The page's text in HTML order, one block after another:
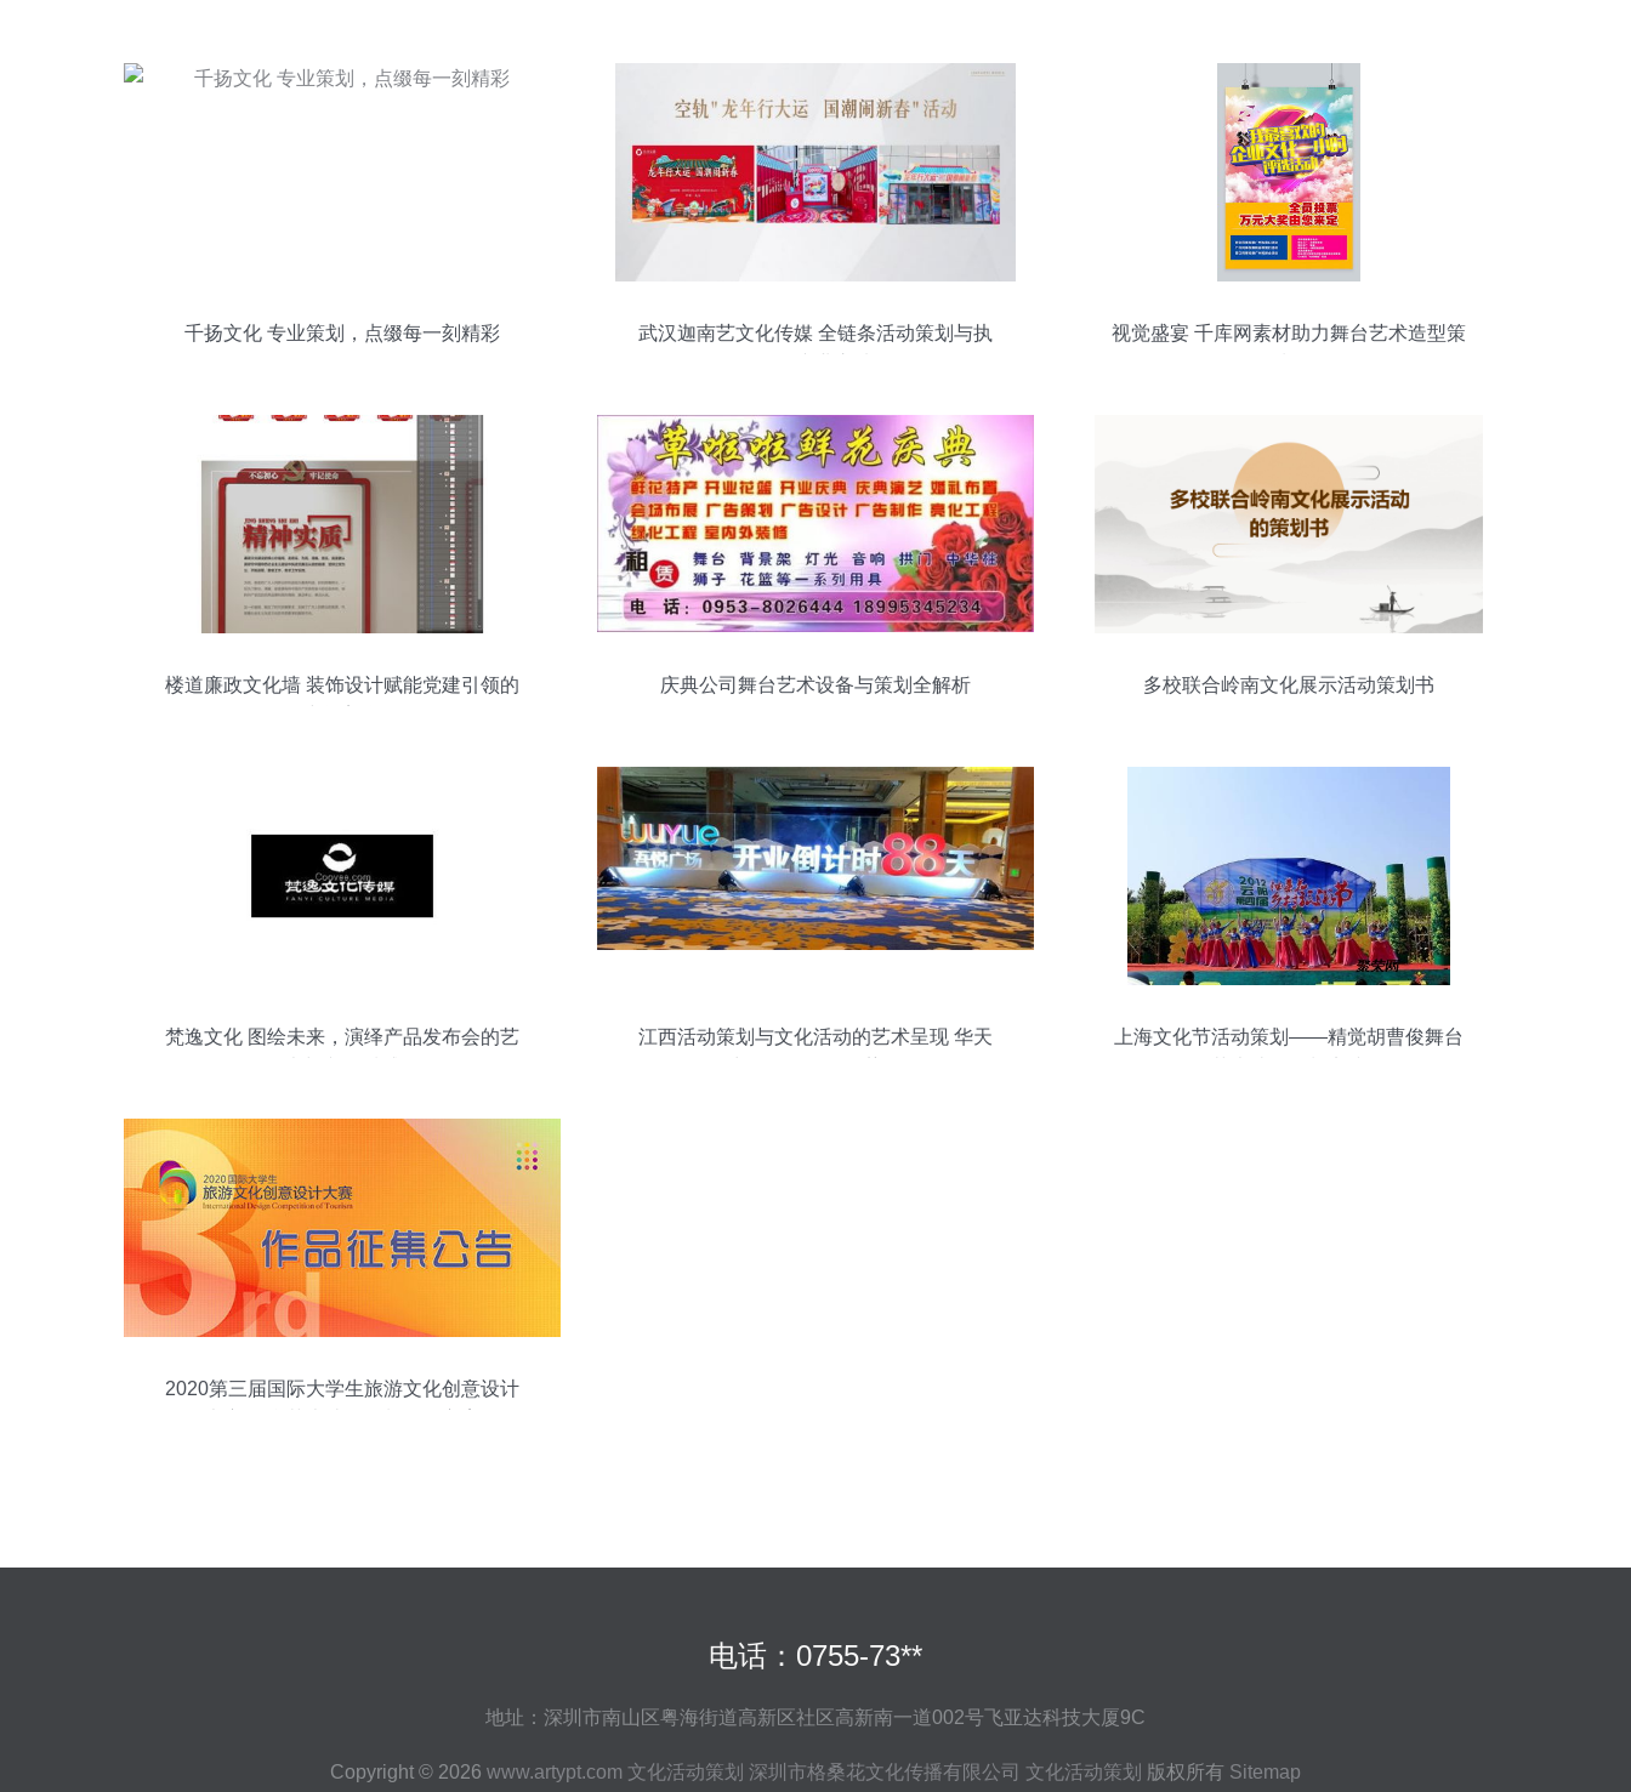
千扬文化 专业策划，点缀每一刻精彩
武汉迦南艺文化传媒 全链条活动策划与执
视觉盛宴 千库网素材助力舞台艺术造型策
楼道廉政文化墙 装饰设计赋能党建引领的
庆典公司舞台艺术设备与策划全解析 多校联合岭南文化展示活动策划书
梵逸文化 图绘未来，演绎产品发布会的艺
江西活动策划与文化活动的艺术呈现 华天
上海文化节活动策划——精觉胡曹俊舞台
2020第三届国际大学生旅游文化创意设计
电话：0755-73**
地址：深圳市南山区粤海街道高新区社区高新南一道002号飞亚达科技大厦9C
Copyright © 2026 www.artypt.com 文化活动策划 深圳市格桑花文化传播有限公司 文化活动策划 版权所有 Sitemap